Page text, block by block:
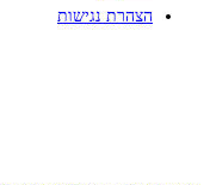
הצהרת נגישות